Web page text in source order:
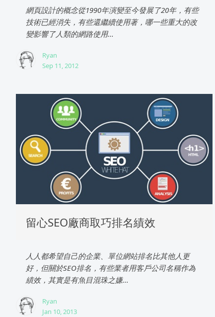
網頁設計的概念從1990年演變至今發展了20年，有些
技術已經消失，有些還繼續使用著，哪一些重大的改
變影響了人類的網路使用...
Ryan
Sep 11, 2012
留心SEO廠商取巧排名績效
人人都希望自己的企業、單位網站排名比其他人更
好，但關於SEO排名，有些業者用客戶公司名稱作為
績效，其實是有魚目混珠之嫌...
Ryan
Jan 10, 2013